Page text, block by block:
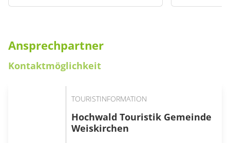
Ansprechpartner
Kontaktmöglichkeit
TOURISTINFORMATION
Hochwald Touristik Gemeinde
Weiskirchen